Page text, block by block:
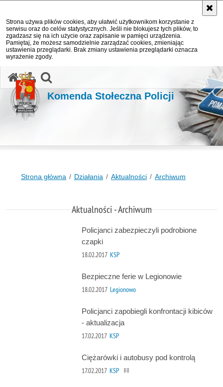
Strona używa plików cookies, aby ułatwić użytkownikom korzystanie z
serwisu oraz do celów statystycznych. Jeśli nie blokujesz tych plików, to
zgadzasz się na ich użycie oraz zapisanie w pamięci urządzenia.
Pamiętaj, że możesz samodzielnie zarządzać cookies, zmieniając
ustawienia przeglądarki. Brak zmiany ustawienia przeglądarki oznacza
wyrażenie zgody.
Komenda Stołeczna Policji
Strona główna Działania Aktualności Archiwum
Aktualności - Archiwum
Policjanci zabezpieczyli podrobione
czapki
18.02.2017 KSP
Bezpieczne ferie w Legionowie
18.02.2017 Legionowo
Policjanci zapobiegli konfrontacji kibiców
- aktualizacja
17.02.2017 KSP
Ciężarówki i autobusy pod kontrolą
17.02.2017 KSP